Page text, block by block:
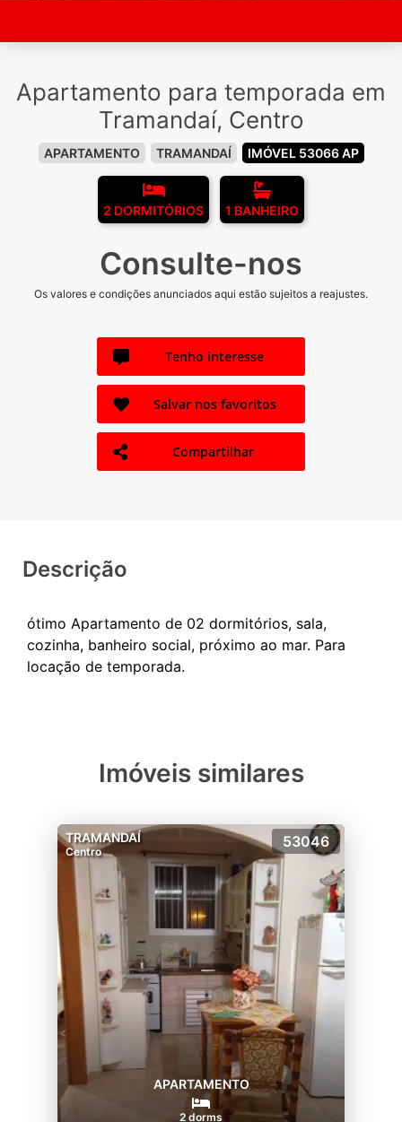
Apartamento para temporada em
Tramandaí, Centro
APARTAMENTO TRAMANDAÍ IMÓVEL 53066 AP
2 DORMITÓRIOS 1 BANHEIRO
Consulte-nos
Os valores e condições anunciados aqui estão sujeitos a reajustes.
Tenho interesse
Salvar nos favoritos
Compartilhar
Descrição
ótimo Apartamento de 02 dormitórios, sala,
cozinha, banheiro social, próximo ao mar. Para
Imóveis similares
TRAMANDAÍ
Centro
53046
APARTAMENTO
2 dorms